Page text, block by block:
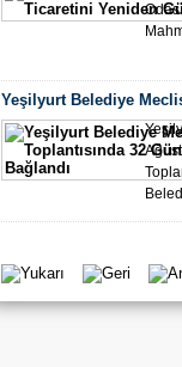
Yeşilyurt Belediye
Toplantısında 32